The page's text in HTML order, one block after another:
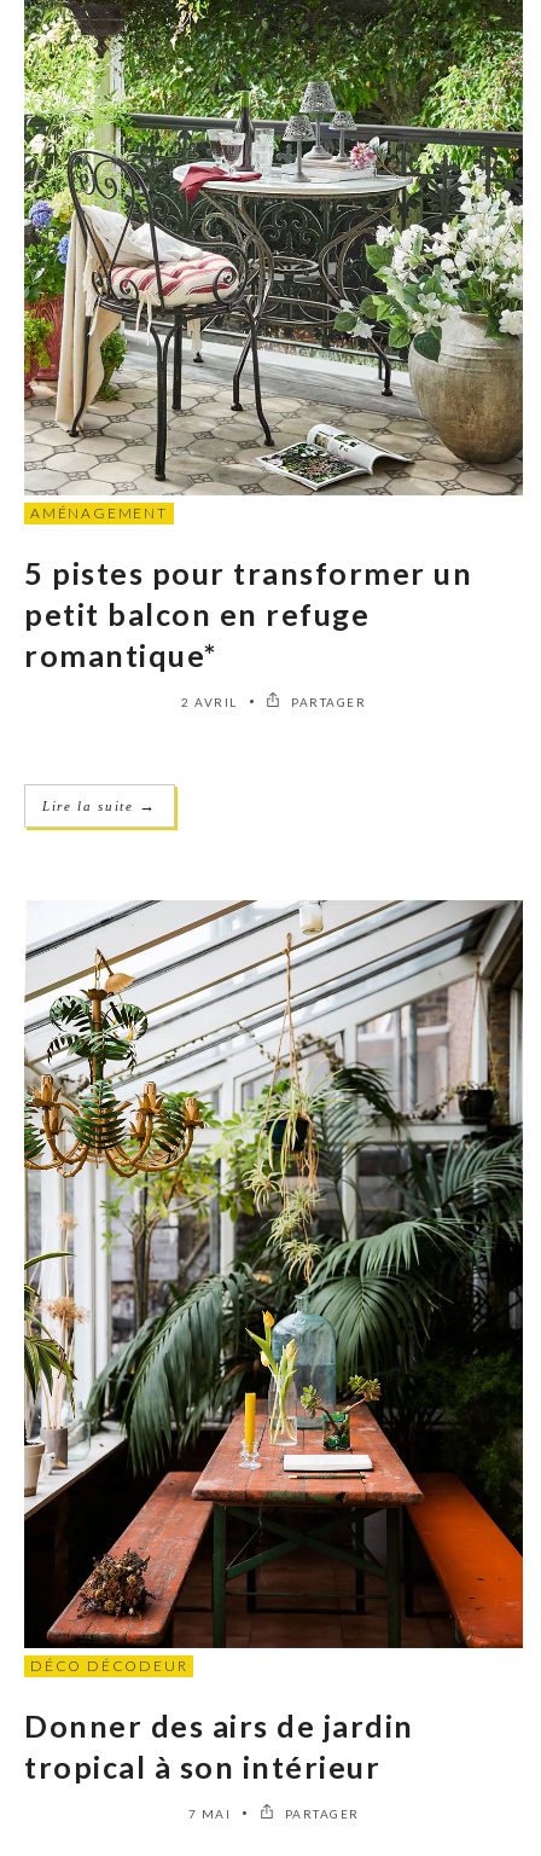
AMÉNAGEMENT
5 pistes pour transformer un
petit balcon en refuge
romantique*
2 AVRIL PARTAGER
Lire la suite →
DÉCO DÉCODEUR
Donner des airs de jardin
tropical à son intérieur
7 MAI PARTAGER